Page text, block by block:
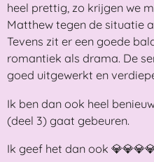
heel prettig, zo krijgen we
Matthew tegen de situatie
Tevens zit er een goede
romantiek als drama. De
goed uitgewerkt en
Ik ben dan ook heel
(deel 3) gaat gebeuren.
Ik geef het dan ook